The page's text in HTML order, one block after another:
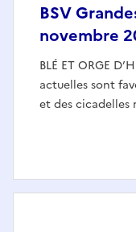
BSV
novembre
BLÉ ET ORGE
actuelles sont
et des cicadelles